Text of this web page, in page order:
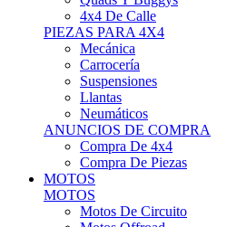
4x4 De Calle
PIEZAS PARA 4X4
Mecánica
Carrocería
Suspensiones
Llantas
Neumáticos
ANUNCIOS DE COMPRA
Compra De 4x4
Compra De Piezas
MOTOS
MOTOS
Motos De Circuito